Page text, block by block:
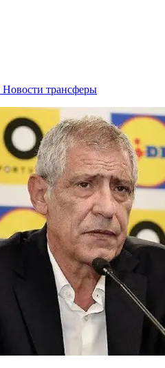
Новости трансферы